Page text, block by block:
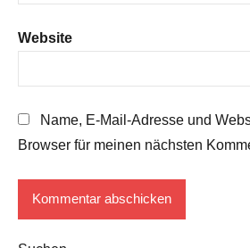
Website
Name, E-Mail-Adresse und
Browser für meinen nächsten